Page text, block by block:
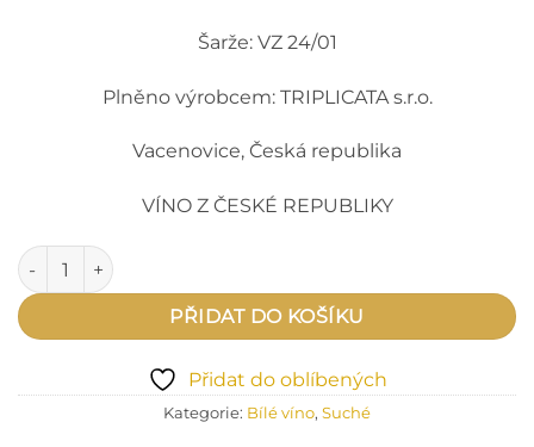
Šarže: VZ 24/01
Plněno výrobcem: TRIPLICATA s.r.o.
Vacenovice, Česká republika
VÍNO Z ČESKÉ REPUBLIKY
Veltlínské zelené 2024 množství
PŘIDAT DO KOŠÍKU
Přidat do oblíbených
Kategorie: Bílé víno, Suché